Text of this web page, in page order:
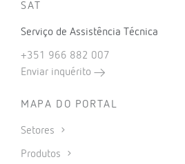
SAT
Serviço de Assistência Técnica
+351 966 882 007
Enviar inquérito
MAPA DO PORTAL
Setores
Produtos